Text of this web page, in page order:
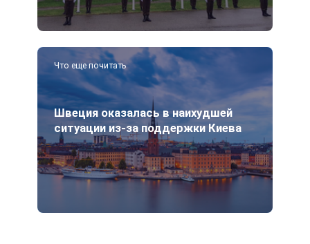
Что еще почитать
Швеция оказалась в наихудшей
ситуации из-за поддержки Киева